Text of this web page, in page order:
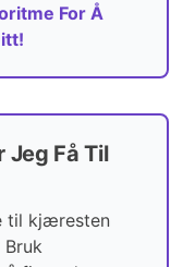
For Å
Jeg Få Til
til kjæresten
Bruk